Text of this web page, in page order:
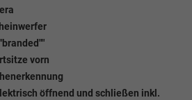
vorn
öffnend und schließen inkl.